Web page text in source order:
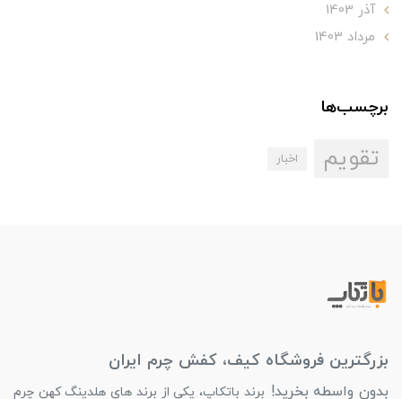
آذر 1403
مرداد 1403
برچسب‌ها
تقویم اخبار
بزرگترین فروشگاه کیف، کفش چرم ایران
بدون واسطه بخرید! برند باتکاپ، یکی از برند های هلدینگ کهن چرم